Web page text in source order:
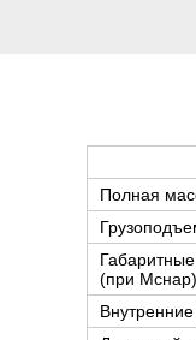
Полная
(при